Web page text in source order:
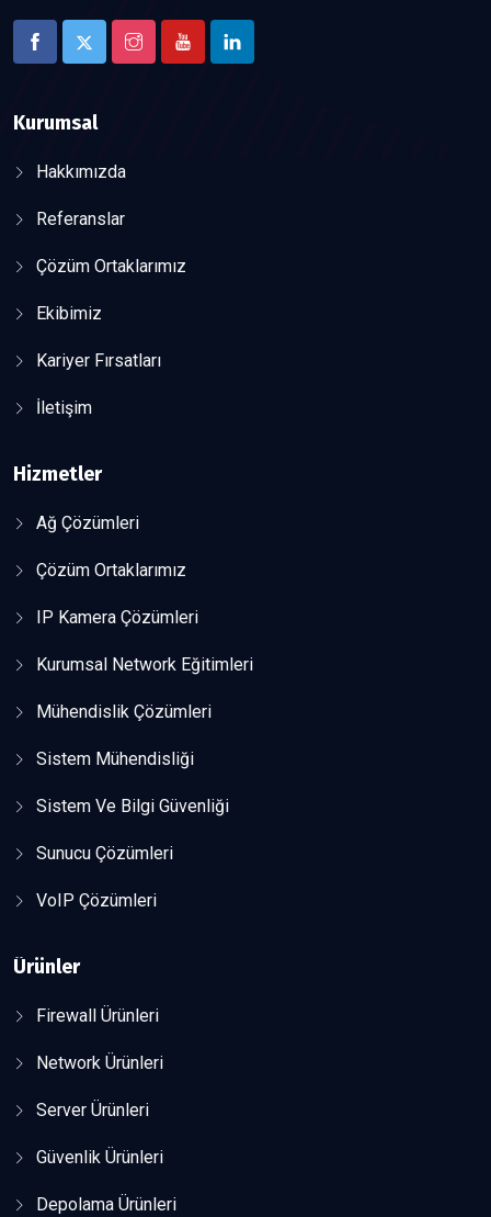
Kurumsal
Hakkımızda
Referanslar
Çözüm Ortaklarımız
Ekibimiz
Kariyer Fırsatları
İletişim
Hizmetler
Ağ Çözümleri
Çözüm Ortaklarımız
IP Kamera Çözümleri
Kurumsal Network Eğitimleri
Mühendislik Çözümleri
Sistem Mühendisliği
Sistem Ve Bilgi Güvenliği
Sunucu Çözümleri
VoIP Çözümleri
Ürünler
Firewall Ürünleri
Network Ürünleri
Server Ürünleri
Güvenlik Ürünleri
Depolama Ürünleri